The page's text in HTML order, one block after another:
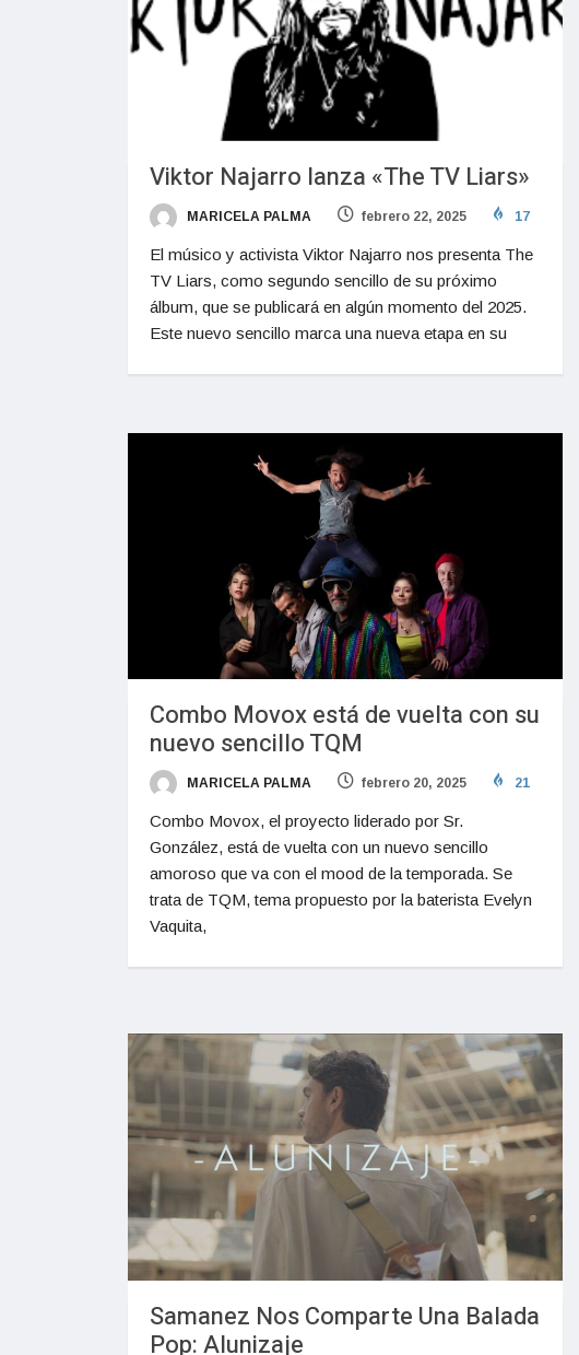
Viktor Najarro lanza «The TV Liars»
MARICELA PALMA febrero 22, 2025 17
El músico y activista Viktor Najarro nos presenta The
TV Liars, como segundo sencillo de su próximo
álbum, que se publicará en algún momento del 2025.
Este nuevo sencillo marca una nueva etapa en su
Combo Movox está de vuelta con su
nuevo sencillo TQM
MARICELA PALMA febrero 20, 2025 21
Combo Movox, el proyecto liderado por Sr.
González, está de vuelta con un nuevo sencillo
amoroso que va con el mood de la temporada. Se
trata de TQM, tema propuesto por la baterista Evelyn
Vaquita,
Samanez Nos Comparte Una Balada
Pop: Alunizaje